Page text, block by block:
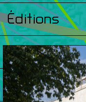
Éditions
Artists Print
Podcasts